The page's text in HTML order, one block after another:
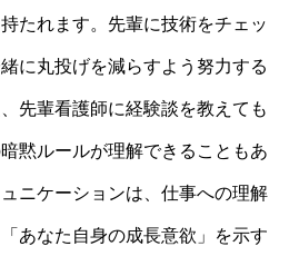
たれます。先輩に技術をチェッ
に丸投げを減らすよう努力する
先輩看護師に経験談を教えても
黙ルールが理解できることもあ
ニケーションは、仕事への理解
あなた自身の成長意欲」を示す